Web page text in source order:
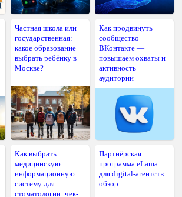
Частная школа или
государственная:
какое образование
выбрать ребёнку в
Москве?
Как продвинуть
сообщество
ВКонтакте —
повышаем охваты и
активность
аудитории
Как выбрать
медицинскую
информационную
систему для
стоматологии: чек-
Партнёрская
программа eLama
для digital-агентств:
обзор